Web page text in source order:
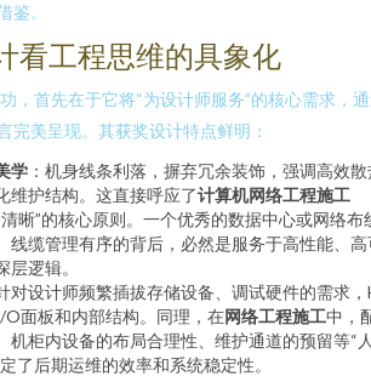
鉴。
看工程思维的具象化
，首先在于它将“为设计师服务”的核心需求，
完美呈现。其获奖设计特点鲜明：
学 ：机身线条利落，摒弃冗余装饰，强调高效
维护结构。这直接呼应了计算机网络工程施工
晰”的核心原则。一个优秀的数据中心或网络布
线缆管理有序的背后，必然是服务于高性能、高
逻辑。
对设计师频繁插拔存储设备、调试硬件的需求
面板和内部结构。同理，在网络工程施工中，
机柜内设备的布局合理性、维护通道的预留等“
了后期运维的效率和系统稳定性。